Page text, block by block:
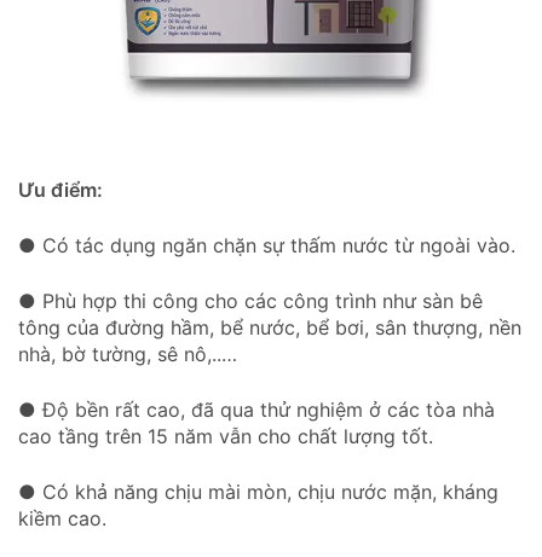
Ưu điểm:
● Có tác dụng ngăn chặn sự thấm nước từ ngoài vào.
● Phù hợp thi công cho các công trình như sàn bê
tông của đường hầm, bể nước, bể bơi, sân thượng, nền
nhà, bờ tường, sê nô,..…
● Độ bền rất cao, đã qua thử nghiệm ở các tòa nhà
cao tầng trên 15 năm vẫn cho chất lượng tốt.
● Có khả năng chịu mài mòn, chịu nước mặn, kháng
kiềm cao.